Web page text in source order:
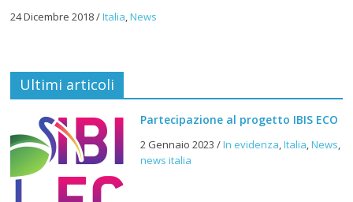
24 Dicembre 2018/Italia,News
Ultimi articoli
Partecipazione al progetto IBIS ECO
2 Gennaio 2023 /In evidenza,Italia,News,
news italia